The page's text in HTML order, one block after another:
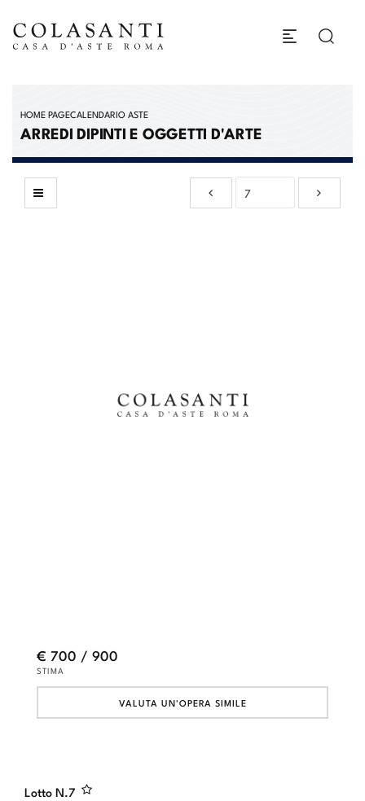
HOME PAGECALENDARIO ASTE
ARREDI DIPINTI E OGGETTI D'ARTE
Lotto N.7
€ 700 / 900
STIMA
VALUTA UN'OPERA SIMILE